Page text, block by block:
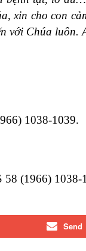
xin cho con
với Chúa luôn.
1038-1039.
58 (1966) 1038-
Send